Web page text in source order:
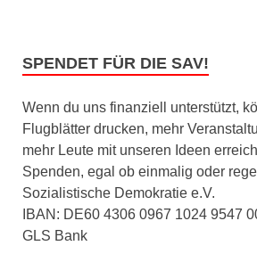
SPENDET FÜR DIE SAV!
Wenn du uns finanziell unterstützt,
Flugblätter drucken, mehr
mehr Leute mit unseren Ideen
Spenden, egal ob einmalig oder
Sozialistische Demokratie e.V.
IBAN: DE60 4306 0967 1024 9547
GLS Bank